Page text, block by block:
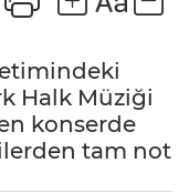
Halk Müziği
konserde
tam not